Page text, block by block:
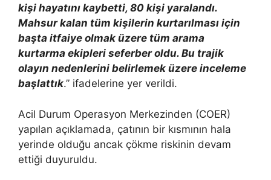
kişi hayatını kaybetti, 80 kişi yaralandı.
Mahsur kalan tüm kişilerin kurtarılması için
başta itfaiye olmak üzere tüm arama
kurtarma ekipleri seferber oldu. Bu trajik
olayın nedenlerini belirlemek üzere inceleme
başlattık.” ifadelerine yer verildi.
Acil Durum Operasyon Merkezinden (COER)
yapılan açıklamada, çatının bir kısmının hala
yerinde olduğu ancak çökme riskinin devam
ettiği duyuruldu.